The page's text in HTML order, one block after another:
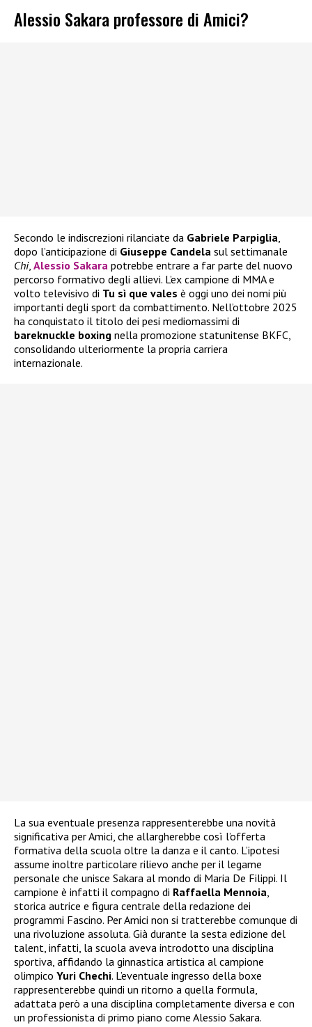
Alessio Sakara professore di Amici?
Secondo le indiscrezioni rilanciate da Gabriele Parpiglia,
dopo l’anticipazione di Giuseppe Candela sul settimanale
Chi, Alessio Sakara potrebbe entrare a far parte del nuovo
percorso formativo degli allievi. L’ex campione di MMA e
volto televisivo di Tu sì que vales è oggi uno dei nomi più
importanti degli sport da combattimento. Nell’ottobre 2025
ha conquistato il titolo dei pesi mediomassimi di
bareknuckle boxing nella promozione statunitense BKFC,
consolidando ulteriormente la propria carriera
internazionale.
La sua eventuale presenza rappresenterebbe una novità
significativa per Amici, che allargherebbe così l’offerta
formativa della scuola oltre la danza e il canto. L’ipotesi
assume inoltre particolare rilievo anche per il legame
personale che unisce Sakara al mondo di Maria De Filippi. Il
campione è infatti il compagno di Raffaella Mennoia,
storica autrice e figura centrale della redazione dei
programmi Fascino. Per Amici non si tratterebbe comunque di
una rivoluzione assoluta. Già durante la sesta edizione del
talent, infatti, la scuola aveva introdotto una disciplina
sportiva, affidando la ginnastica artistica al campione
olimpico Yuri Chechi. L’eventuale ingresso della boxe
rappresenterebbe quindi un ritorno a quella formula,
adattata però a una disciplina completamente diversa e con
un professionista di primo piano come Alessio Sakara.